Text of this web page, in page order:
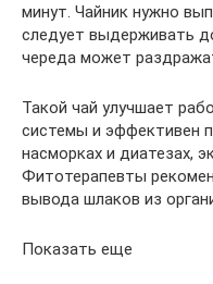
минут. Чайник нужно
следует выдерживать
череда может
Такой чай улучшает
системы и эффективен
насморках и диатезах,
Фитотерапевты
вывода шлаков из
Показать еще